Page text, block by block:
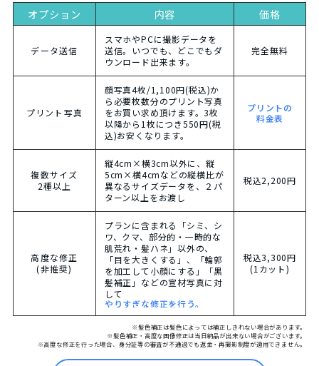
オプション 内容 価格
データ送信
スマホやPCに撮影データを
送信。いつでも、どこでもダ
ウンロード出来ます。
完全無料
プリント写真
顔写真4枚/1,100円(税込)か
ら必要枚数分のプリント写真
をお買い求め頂けます。3枚
以降から1枚につき550円(税
込)お安くなります。
プリントの
料金表
複数サイズ
2種以上
縦4cm×横3cm以外に、縦
5cm×横4cmなどの縦横比が
異なるサイズデータを、２パ
ターン以上をお渡し
税込2,200円
高度な修正
(非推奨)
プランに含まれる「シミ、シ
ワ、クマ、部分的・一時的な
肌荒れ・髪ハネ」以外の、
「目を大きくする」、「輪郭
を加工して小顔にする」「黒
髪補正」などの宣材写真に対
して
やりすぎな修正を行う。
税込3,300円
(1カット)
※髪色補正は髪色によっては補正しきれない場合があります。
※髪色補正・高度な画像修正は当日納品が出来ない場合がございます。
※高度な修正を行った場合、身分証等の審査が不通過でも返金・再撮影制度が適用できません。